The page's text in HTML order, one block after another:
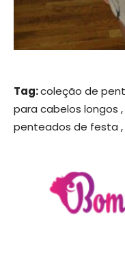
Tag:coleção de
para cabelos longos
penteados de festa